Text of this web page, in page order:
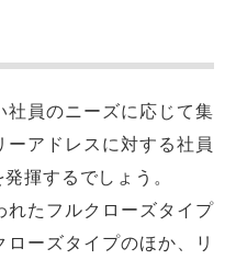
員のニーズに応じて集
アドレスに対する社員
揮するでしょう。
たフルクローズタイプ
ーズタイプのほか、リ